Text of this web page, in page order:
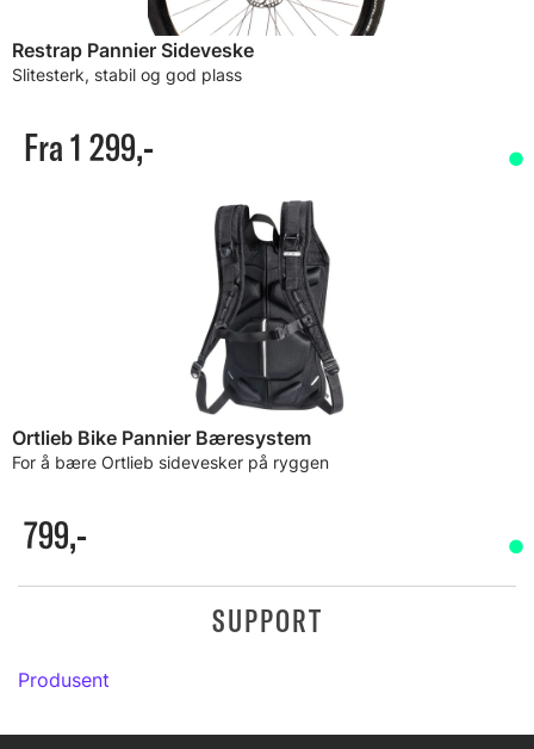
Restrap Pannier Sideveske
Slitesterk, stabil og god plass
Fra 1 299,-
Ortlieb Bike Pannier Bæresystem
For å bære Ortlieb sidevesker på ryggen
799,-
SUPPORT
Produsent